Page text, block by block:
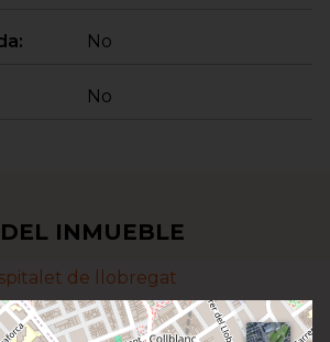
: No
No
INMUEBLE
de llobregat